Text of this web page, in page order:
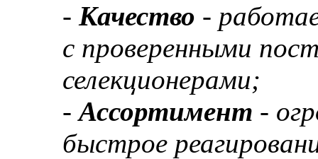
- Качество -
с проверенными
селекционерами;
-Ассортимент -
быстрое